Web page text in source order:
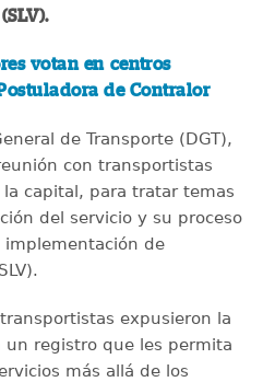
votan en centros
de Contralor
de Transporte (DGT),
con transportistas
la capital, para tratar temas
del servicio y su proceso
implementación de
expusieron la
registro que les permita
más allá de los